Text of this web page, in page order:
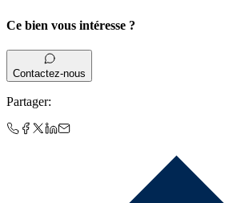
Ce bien vous intéresse ?
Contactez-nous
Partager: